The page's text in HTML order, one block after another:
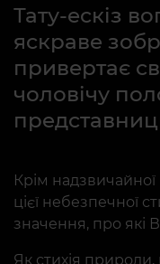
Тату-ескіз
яскраве
привертає
чоловічу
Крім
цієї небезпечної
значення, про які
Як стихія